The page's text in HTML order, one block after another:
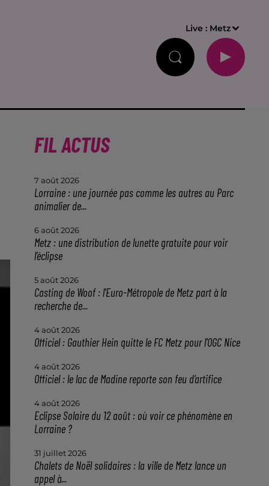
Live : Metz
FIL ACTUS
7 août 2026
Lorraine : une journée pas comme les autres au Parc
animalier de...
6 août 2026
Metz : une distribution de lunette gratuite pour voir
l’éclipse
5 août 2026
Casting de Woof : l'Euro-Métropole de Metz part à la
recherche de...
4 août 2026
Officiel : Gauthier Hein quitte le FC Metz pour l'OGC Nice
4 août 2026
Officiel : le lac de Madine reporte son feu d’artifice
4 août 2026
Eclipse Solaire du 12 août : où voir ce phénomène en
Lorraine ?
31 juillet 2026
Chalets de Noël solidaires : la ville de Metz lance un
appel à...